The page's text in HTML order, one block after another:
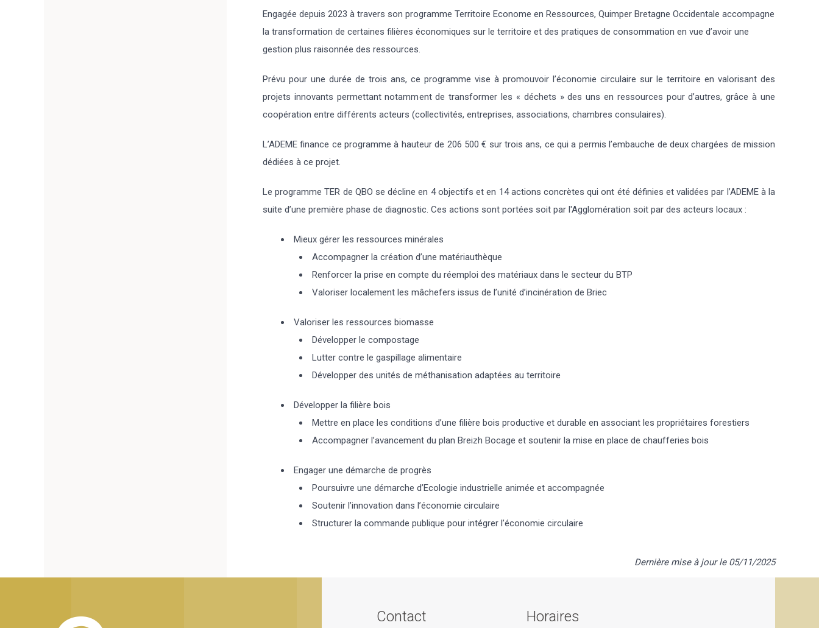
Engagée depuis 2023 à travers son programme Territoire Econome en Ressources, Quimper Bretagne Occidentale accompagne
la transformation de certaines filières économiques sur le territoire et des pratiques de consommation en vue d’avoir une
gestion plus raisonnée des ressources.
Prévu pour une durée de trois ans, ce programme vise à promouvoir l’économie circulaire sur le territoire en valorisant des
projets innovants permettant notamment de transformer les « déchets » des uns en ressources pour d’autres, grâce à une
coopération entre différents acteurs (collectivités, entreprises, associations, chambres consulaires).
L’ADEME finance ce programme à hauteur de 206 500 € sur trois ans, ce qui a permis l’embauche de deux chargées de mission
dédiées à ce projet.
Le programme TER de QBO se décline en 4 objectifs et en 14 actions concrètes qui ont été définies et validées par l’ADEME à la
suite d’une première phase de diagnostic. Ces actions sont portées soit par l'Agglomération soit par des acteurs locaux :
Mieux gérer les ressources minérales
Accompagner la création d’une matériauthèque
Renforcer la prise en compte du réemploi des matériaux dans le secteur du BTP
Valoriser localement les mâchefers issus de l’unité d’incinération de Briec
Valoriser les ressources biomasse
Développer le compostage
Lutter contre le gaspillage alimentaire
Développer des unités de méthanisation adaptées au territoire
Développer la filière bois
Mettre en place les conditions d’une filière bois productive et durable en associant les propriétaires forestiers
Accompagner l’avancement du plan Breizh Bocage et soutenir la mise en place de chaufferies bois
Engager une démarche de progrès
Poursuivre une démarche d’Ecologie industrielle animée et accompagnée
Soutenir l’innovation dans l’économie circulaire
Structurer la commande publique pour intégrer l’économie circulaire
Dernière mise à jour le 05/11/2025
Contact Horaires